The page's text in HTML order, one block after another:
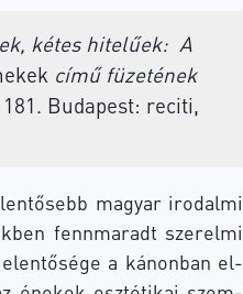
ké­tes hi­te­lű­ek: A
című fü­ze­té­nek
Bu­da­pest: re­ci­ti,
ma­gyar iro­dal­mi
fenn­ma­radt sze­rel­mi
a ká­non­ban el­